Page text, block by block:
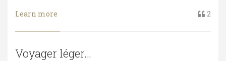
Learn more 2
Voyager léger…